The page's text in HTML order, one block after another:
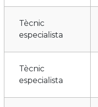
Tècnic
especialista
Tècnic
especialista